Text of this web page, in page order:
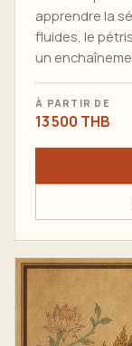
apprendre la
fluides, le
un
À PARTIR DE
13 500 THB